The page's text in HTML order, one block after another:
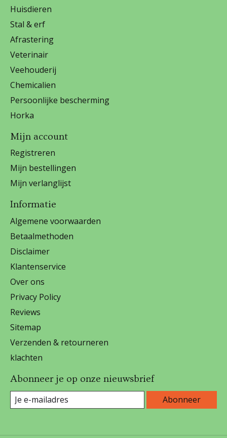
Huisdieren
Stal & erf
Afrastering
Veterinair
Veehouderij
Chemicalien
Persoonlijke bescherming
Horka
Mijn account
Registreren
Mijn bestellingen
Mijn verlanglijst
Informatie
Algemene voorwaarden
Betaalmethoden
Disclaimer
Klantenservice
Over ons
Privacy Policy
Reviews
Sitemap
Verzenden & retourneren
klachten
Abonneer je op onze nieuwsbrief
Abonneer